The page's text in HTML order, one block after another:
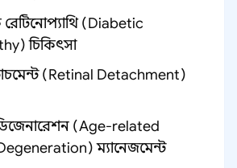
রেটিনোপ্যাথি (Diabetic
চিকিৎসা
(Retinal Detachment)
(Age-related
ম্যানেজমেন্ট